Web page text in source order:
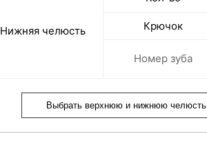
Нижняя челюсть Крючок
Номер зуба
Выбрать верхнюю и нижнюю челюсть